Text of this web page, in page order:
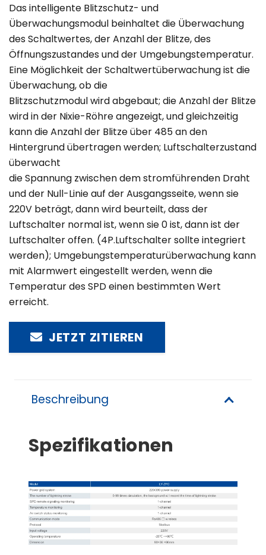
Das intelligente Blitzschutz- und
Überwachungsmodul beinhaltet die Überwachung
des Schaltwertes, der Anzahl der Blitze, des
Öffnungszustandes und der Umgebungstemperatur.
Eine Möglichkeit der Schaltwertüberwachung ist die
Überwachung, ob die
Blitzschutzmodul wird abgebaut; die Anzahl der Blitze
wird in der Nixie-Röhre angezeigt, und gleichzeitig
kann die Anzahl der Blitze über 485 an den
Hintergrund übertragen werden; Luftschalterzustand
überwacht
die Spannung zwischen dem stromführenden Draht
und der Null-Linie auf der Ausgangsseite, wenn sie
220V beträgt, dann wird beurteilt, dass der
Luftschalter normal ist, wenn sie 0 ist, dann ist der
Luftschalter offen. (4P.Luftschalter sollte integriert
werden); Umgebungstemperaturüberwachung kann
mit Alarmwert eingestellt werden, wenn die
Temperatur des SPD einen bestimmten Wert
erreicht.
JETZT ZITIEREN
Beschreibung
Spezifikationen